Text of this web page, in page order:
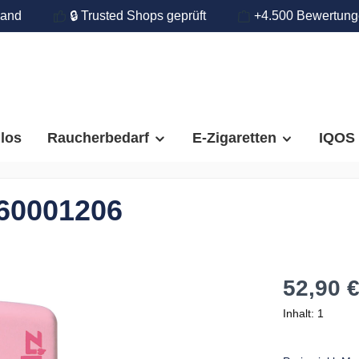
🔒 Trusted Shops geprüft +4.500
Raucherbedarf E-Zigaretten IQOS
52,90 €
Inhalt: 1